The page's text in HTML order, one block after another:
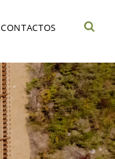
CONTACTOS